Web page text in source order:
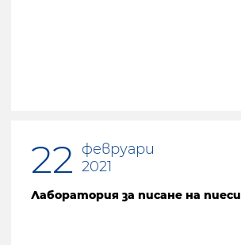
22 февруари
2021
Лаборатория за писане на пиеси